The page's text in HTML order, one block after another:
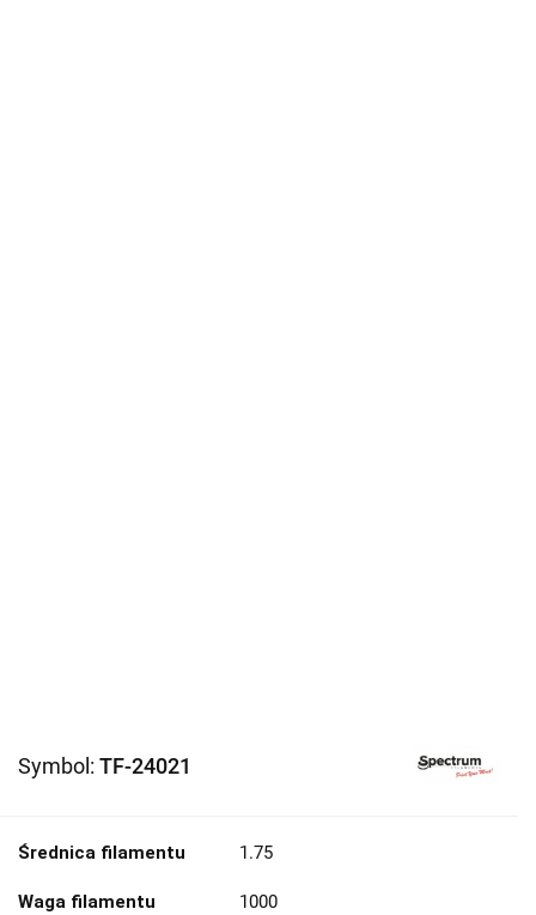
Symbol: TF-24021
Średnica filamentu 1.75
Waga filamentu 1000